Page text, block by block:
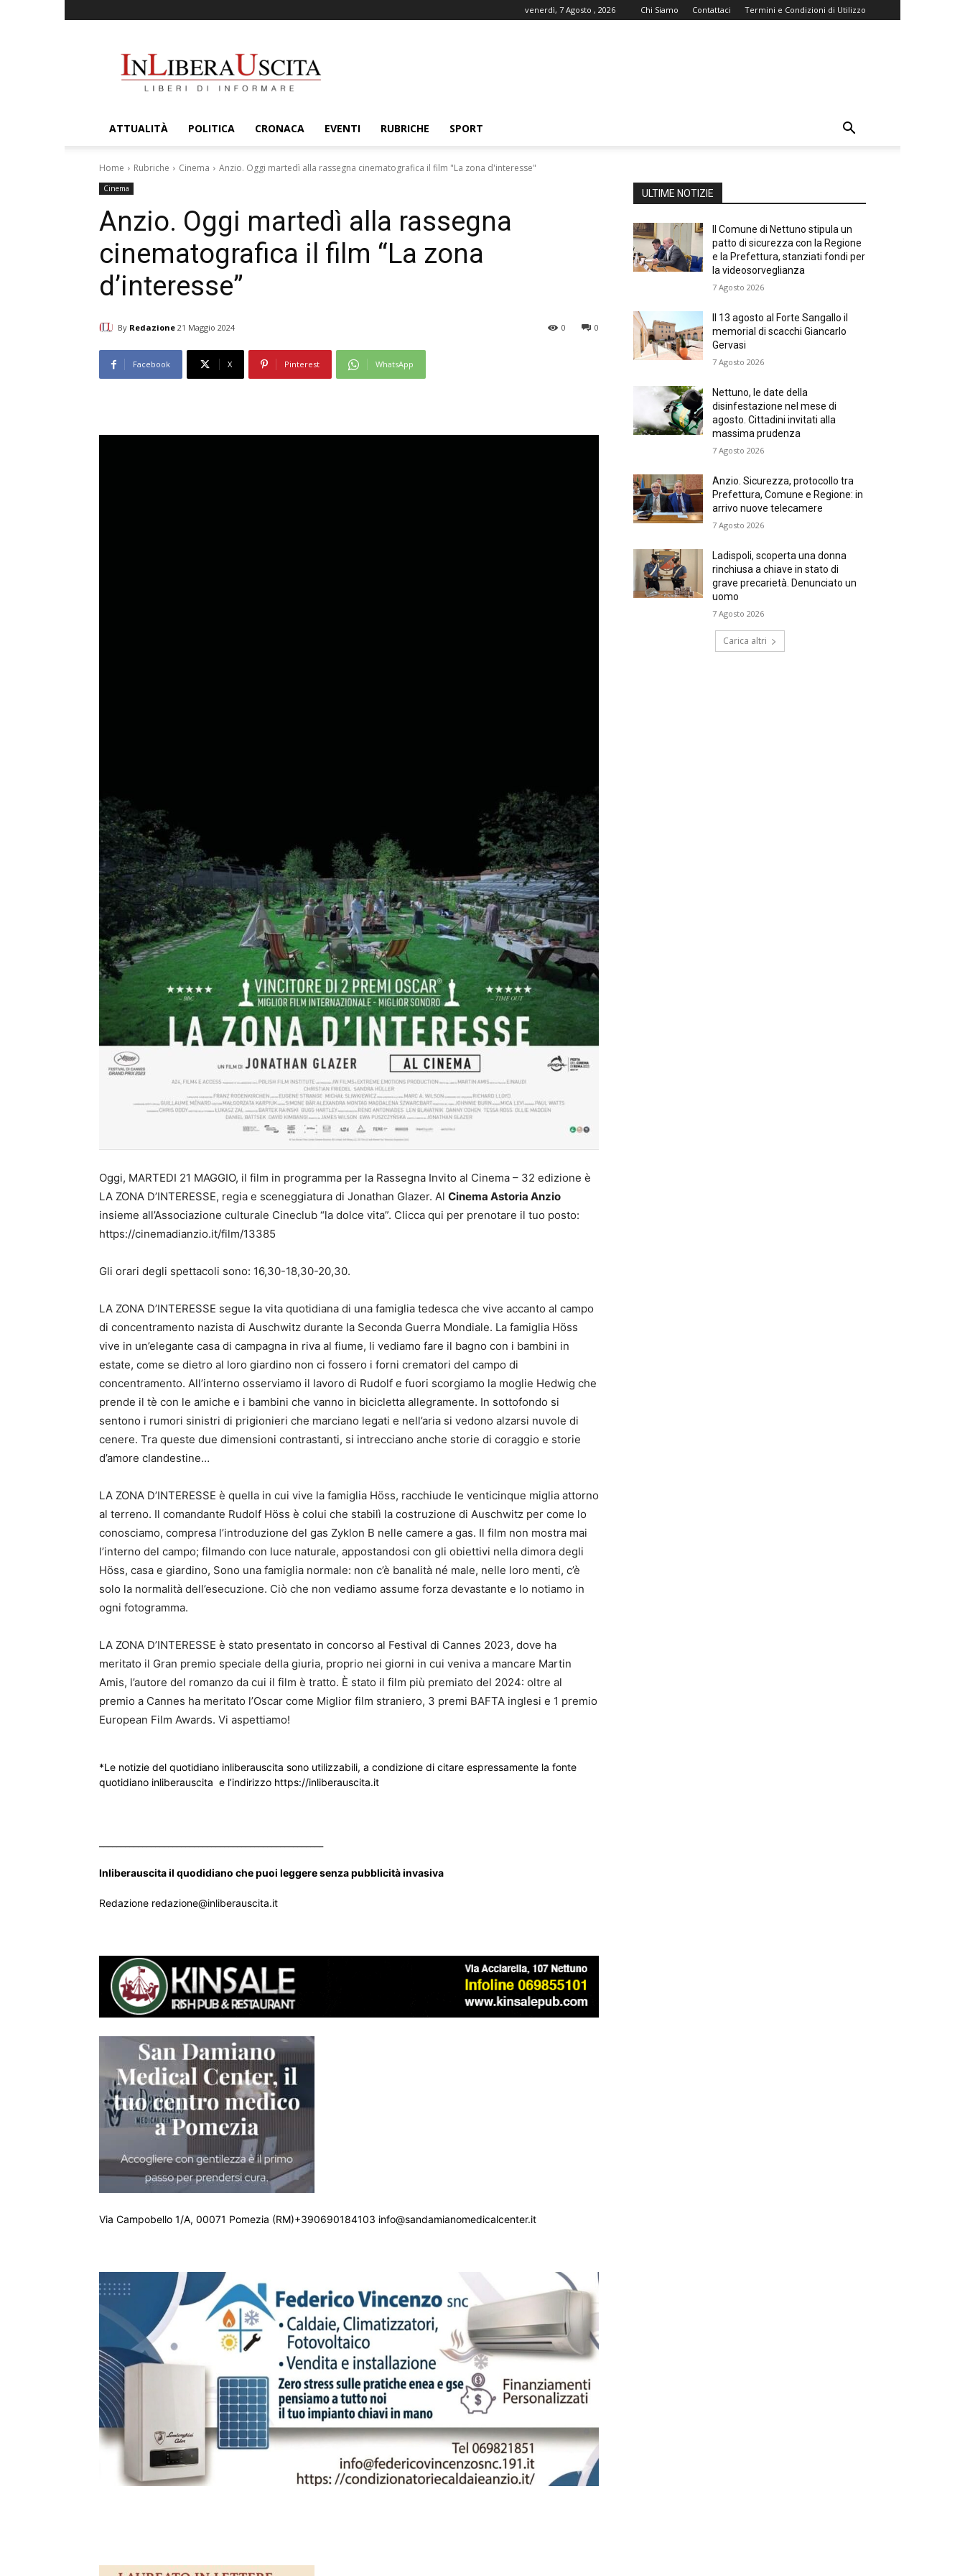
venerdì, 7 Agosto , 2026 Chi Siamo Contattaci Termini e Condizioni di Utilizzo
ATTUALITÀ POLITICA CRONACA EVENTI RUBRICHE SPORT
Home Rubriche Cinema Anzio. Oggi martedì alla rassegna cinematografica il film "La zona d'interesse"
Cinema
Anzio. Oggi martedì alla rassegna
cinematografica il film “La zona
d’interesse”
By Redazione 21 Maggio 2024 0
0
Facebook X Pinterest WhatsApp
Oggi, MARTEDI 21 MAGGIO, il film in programma per la Rassegna Invito al Cinema – 32 edizione è
LA ZONA D’INTERESSE, regia e sceneggiatura di Jonathan Glazer. Al Cinema Astoria Anzio
insieme all’Associazione culturale Cineclub “la dolce vita”. Clicca qui per prenotare il tuo posto:
https://cinemadianzio.it/film/13385
Gli orari degli spettacoli sono: 16,30-18,30-20,30.
LA ZONA D’INTERESSE segue la vita quotidiana di una famiglia tedesca che vive accanto al campo
di concentramento nazista di Auschwitz durante la Seconda Guerra Mondiale. La famiglia Höss
vive in un’elegante casa di campagna in riva al fiume, li vediamo fare il bagno con i bambini in
estate, come se dietro al loro giardino non ci fossero i forni crematori del campo di
concentramento. All’interno osserviamo il lavoro di Rudolf e fuori scorgiamo la moglie Hedwig che
prende il tè con le amiche e i bambini che vanno in bicicletta allegramente. In sottofondo si
sentono i rumori sinistri di prigionieri che marciano legati e nell’aria si vedono alzarsi nuvole di
cenere. Tra queste due dimensioni contrastanti, si intrecciano anche storie di coraggio e storie
d’amore clandestine…
LA ZONA D’INTERESSE è quella in cui vive la famiglia Höss, racchiude le venticinque miglia attorno
al terreno. Il comandante Rudolf Höss è colui che stabilì la costruzione di Auschwitz per come lo
conosciamo, compresa l’introduzione del gas Zyklon B nelle camere a gas. Il film non mostra mai
l’interno del campo; filmando con luce naturale, appostandosi con gli obiettivi nella dimora degli
Höss, casa e giardino, Sono una famiglia normale: non c’è banalità né male, nelle loro menti, c’è
solo la normalità dell’esecuzione. Ciò che non vediamo assume forza devastante e lo notiamo in
ogni fotogramma.
LA ZONA D’INTERESSE è stato presentato in concorso al Festival di Cannes 2023, dove ha
meritato il Gran premio speciale della giuria, proprio nei giorni in cui veniva a mancare Martin
Amis, l’autore del romanzo da cui il film è tratto. È stato il film più premiato del 2024: oltre al
premio a Cannes ha meritato l’Oscar come Miglior film straniero, 3 premi BAFTA inglesi e 1 premio
European Film Awards. Vi aspettiamo!
*Le notizie del quotidiano inliberauscita sono utilizzabili, a condizione di citare espressamente la fonte
quotidiano inliberauscita e l’indirizzo https://inliberauscita.it
Inliberauscita il quodidiano che puoi leggere senza pubblicità invasiva
Redazione redazione@inliberauscita.it
Via Campobello 1/A, 00071 Pomezia (RM)+390690184103 info@sandamianomedicalcenter.it
ULTIME NOTIZIE
Il Comune di Nettuno stipula un
patto di sicurezza con la Regione
e la Prefettura, stanziati fondi per
la videosorveglianza
7 Agosto 2026
Il 13 agosto al Forte Sangallo il
memorial di scacchi Giancarlo
Gervasi
7 Agosto 2026
Nettuno, le date della
disinfestazione nel mese di
agosto. Cittadini invitati alla
massima prudenza
7 Agosto 2026
Anzio. Sicurezza, protocollo tra
Prefettura, Comune e Regione: in
arrivo nuove telecamere
7 Agosto 2026
Ladispoli, scoperta una donna
rinchiusa a chiave in stato di
grave precarietà. Denunciato un
uomo
7 Agosto 2026
Carica altri